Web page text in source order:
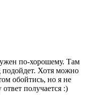
по-хорошему. Там
подойдет. Хотя можно
обойтись, но я не
получается :)